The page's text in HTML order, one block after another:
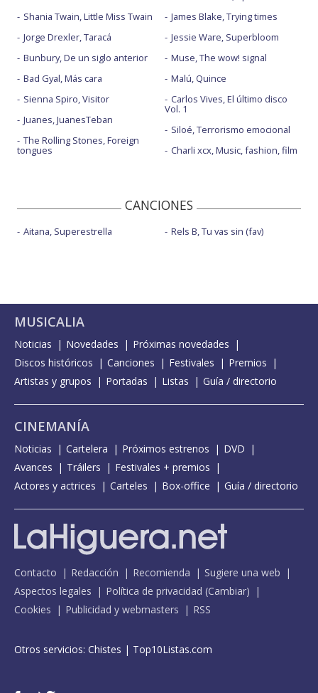
Shania Twain, Little Miss Twain
Jorge Drexler, Taracá
Bunbury, De un siglo anterior
Bad Gyal, Más cara
Sienna Spiro, Visitor
Juanes, JuanesTeban
The Rolling Stones, Foreign
tongues
James Blake, Trying times
Jessie Ware, Superbloom
Muse, The wow! signal
Malú, Quince
Carlos Vives, El último disco
Vol. 1
Siloé, Terrorismo emocional
Charli xcx, Music, fashion, film
CANCIONES
Aitana, Superestrella Rels B, Tu vas sin (fav)
MUSICALIA
Noticias Novedades
Próximas novedades
Discos históricos
Canciones Festivales
Premios
Artistas y grupos
Portadas Listas Guía / directorio
CINEMANÍA
Noticias Cartelera Próximos estrenos
DVD
Avances
Tráilers
Festivales + premios
Actores y actrices
Carteles Box-office Guía / directorio
Contacto Redacción Recomienda
Sugiere una web
Aspectos legales
Política de privacidad (Cambiar)
Cookies
Publicidad y webmasters RSS
Otros servicios: Chistes | Top10Listas.com